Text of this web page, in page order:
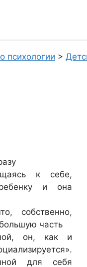
психологии >
к себе,
и она
собственно,
часть
он, как и
для себя